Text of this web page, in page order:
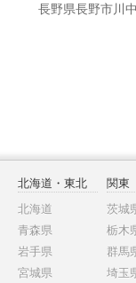
長野県長野市川
北海道・東北
北海道
青森県
岩手県
宮城県
関東
茨城
栃木
群馬
埼玉